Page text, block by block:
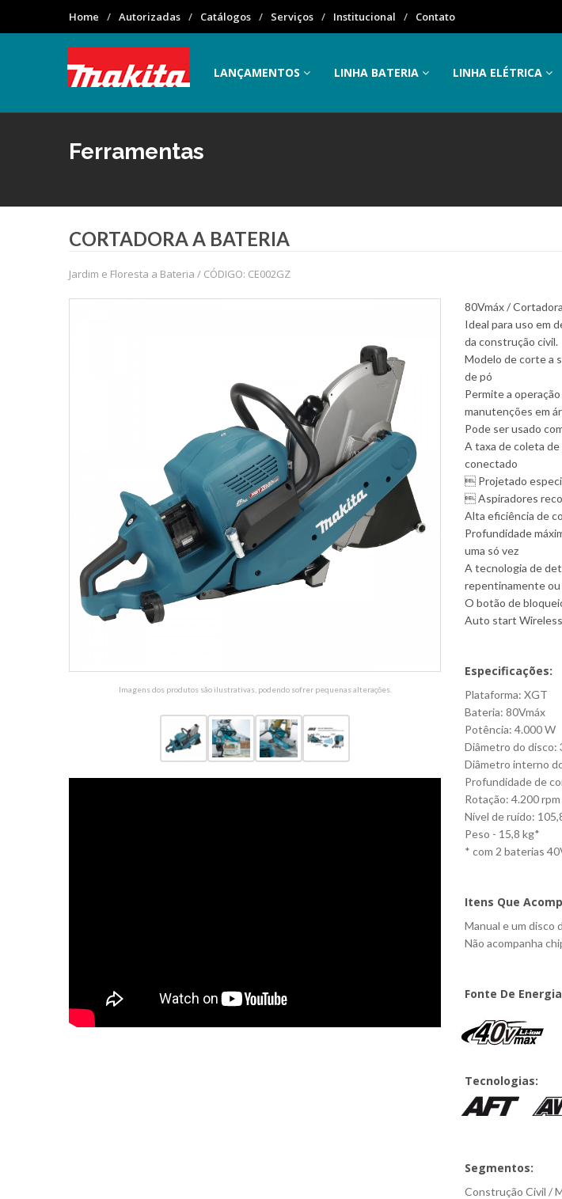
Home Autorizadas Catálogos Serviços Institucional Contato
LANÇAMENTOS LINHA BATERIA LINHA ELÉTRICA
Ferramentas
CORTADORA A BATERIA
Jardim e Floresta a Bateria / CÓDIGO: CE002GZ
Imagens dos produtos são ilustrativas, podendo sofrer pequenas alterações.
80Vmáx /
Ideal para uso em
da construção civil.
Modelo de corte a
de pó
Permite a
manutenções em
Pode ser usado
A taxa de coleta
conectado
 Projetado
 Aspiradores
Alta eficiência de
Profundidade
uma só vez
A tecnologia de
repentinamente ou
O botão de
Auto start
Especificações:
Plataforma: XGT
Bateria: 80Vmáx
Potência: 4.000 W
Diâmetro do disco:
Diâmetro interno
Profundidade de
Rotação: 4.200 rpm
Nível de ruído:
Peso - 15,8 kg*
* com 2 baterias
Itens Que
Manual e um disco
Não acompanha
Fonte De
Tecnologias:
Segmentos:
Construção Civil /